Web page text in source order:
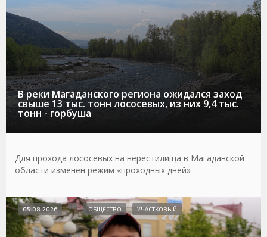
В реки Магаданского региона ожидался заход
свыше 13 тыс. тонн лососевых, из них 9,4 тыс.
тонн - горбуша
Для прохода лососевых на нерестилища в Магаданской
области изменен режим «проходных дней»
05.08.2026 ОБЩЕСТВО УЧАСТКОВЫЙ